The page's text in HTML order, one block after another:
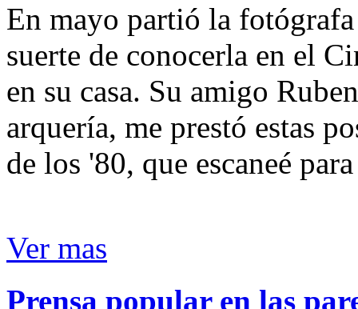
En mayo partió la
suerte de conocerla en el
en su casa. Su amigo
arquería, me prestó estas
de los '80, que escaneé
Ver mas
Prensa popular en las